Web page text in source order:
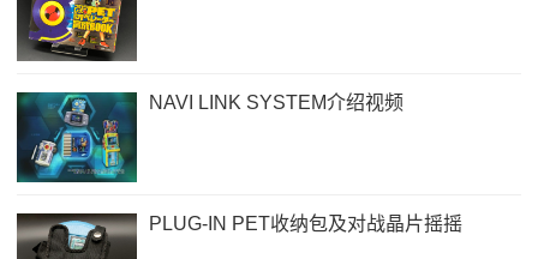
NAVI LINK SYSTEM介绍视频
PLUG-IN PET收纳包及对战晶片摇摇